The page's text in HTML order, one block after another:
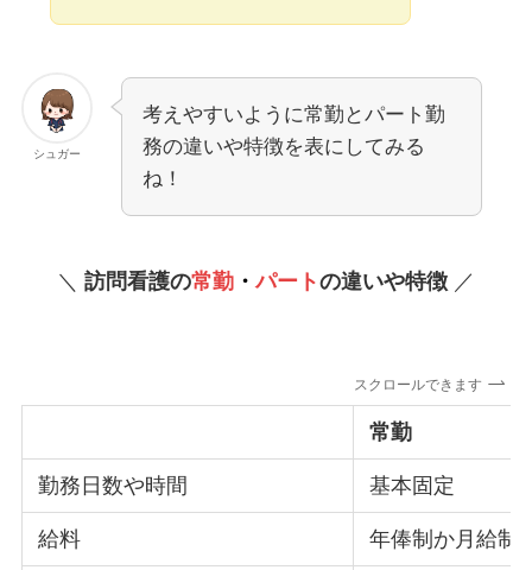
シュガー
考えやすいように常勤とパート勤
務の違いや特徴を表にしてみる
ね！
＼ 訪問看護の常勤 ・パートの違いや特徴 ／
スクロールできます
常勤
勤務日数や時間 基本固定
給料 年俸制か月給制